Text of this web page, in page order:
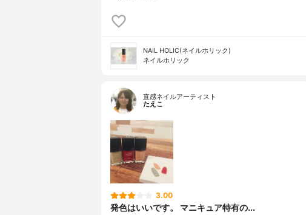
NAIL HOLIC(ネイルホリック)
ネイルホリック
直感ネイルアーティスト
たえこ
3.00
発色はいいです。 マニキュア特有の...